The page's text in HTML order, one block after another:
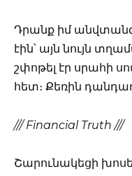
Դրանք իմ
էին՝ այն նույն
շփոթել էր սրահի
հետ։ Քեռին
/// Financial Truth ///
Շարունակեցի